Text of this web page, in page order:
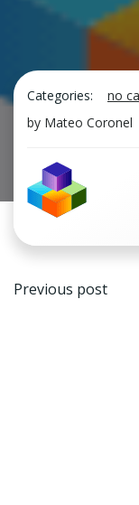
Categories:
no
by Mateo Coronel
Previous post